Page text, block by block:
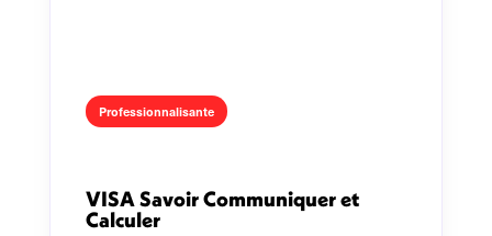
Professionnalisante
VISA Savoir Communiquer et
Calculer